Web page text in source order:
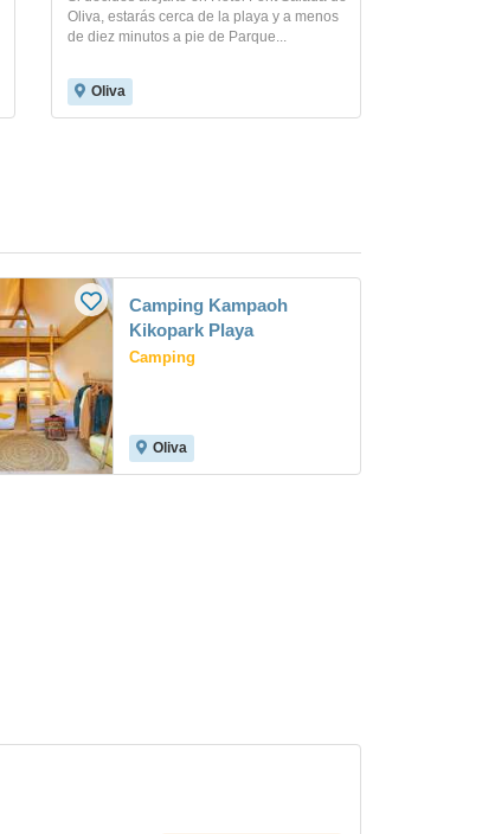
Oliva, estarás cerca de la playa y a menos
de diez minutos a pie de Parque...
Oliva
Camping Kampaoh
Kikopark Playa
Camping
Oliva